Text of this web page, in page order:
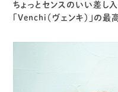
ちょっとセンスのいい差し
「Venchi（ヴェンキ）」の